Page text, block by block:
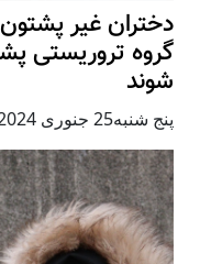
دختران غیر
گروه تروریستی
شوند
پنج شنبه25 جنوری 2024